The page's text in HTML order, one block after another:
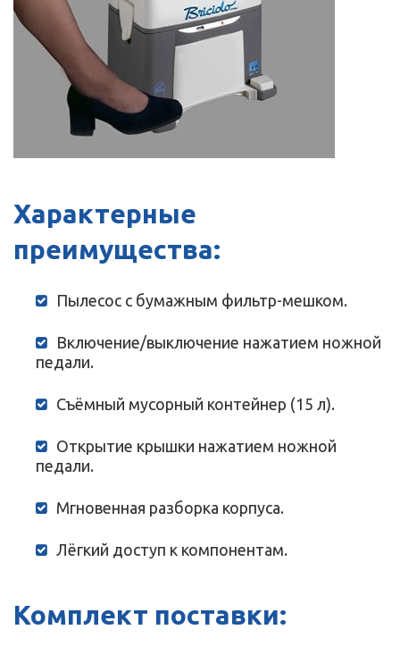
Характерные
преимущества:
Пылесос с бумажным фильтр-мешком.
Включение/выключение нажатием ножной
педали.
Съёмный мусорный контейнер (15 л).
Открытие крышки нажатием ножной
педали.
Мгновенная разборка корпуса.
Лёгкий доступ к компонентам.
Комплект поставки: